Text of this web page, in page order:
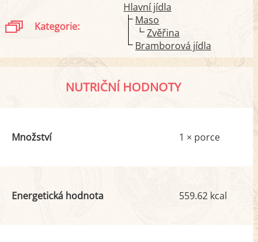
Kategorie:
Hlavní jídla
Maso
Zvěřina
Bramborová jídla
NUTRIČNÍ HODNOTY
Množství 1 × porce
Energetická hodnota 559.62 kcal